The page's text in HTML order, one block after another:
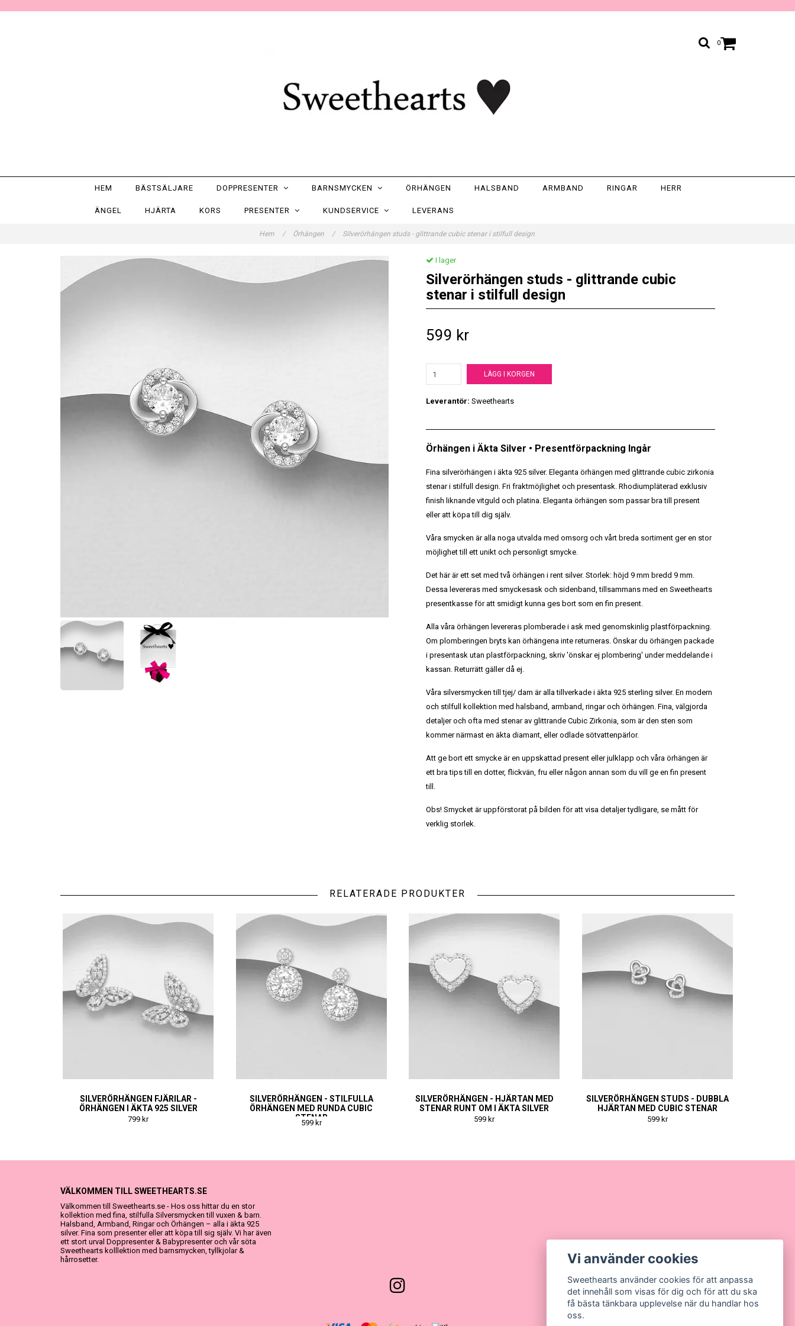
0
HEM BÄSTSÄLJARE DOPPRESENTER BARNSMYCKEN ÖRHÄNGEN HALSBAND ARMBAND RINGAR HERR
ÄNGEL HJÄRTA KORS PRESENTER KUNDSERVICE LEVERANS
Hem / Örhängen / Silverörhängen studs - glittrande cubic stenar i stilfull design
I lager
Silverörhängen studs - glittrande cubic
stenar i stilfull design
599 kr
LÄGG I KORGEN
Leverantör: Sweethearts
Örhängen i Äkta Silver • Presentförpackning Ingår
Fina silverörhängen i äkta 925 silver. Eleganta örhängen med glittrande cubic zirkonia
stenar i stilfull design. Fri fraktmöjlighet och presentask. Rhodiumpläterad exklusiv
finish liknande vitguld och platina. Eleganta örhängen som passar bra till present
eller att köpa till dig själv.
Våra smycken är alla noga utvalda med omsorg och vårt breda sortiment ger en stor
möjlighet till ett unikt och personligt smycke.
Det här är ett set med två örhängen i rent silver. Storlek: höjd 9 mm bredd 9 mm.
Dessa levereras med smyckesask och sidenband, tillsammans med en Sweethearts
presentkasse för att smidigt kunna ges bort som en fin present.
Alla våra örhängen levereras plomberade i ask med genomskinlig plastförpackning.
Om plomberingen bryts kan örhängena inte returneras. Önskar du örhängen packade
i presentask utan plastförpackning, skriv 'önskar ej plombering' under meddelande i
kassan. Returrätt gäller då ej.
Våra silversmycken till tjej/ dam är alla tillverkade i äkta 925 sterling silver. En modern
och stilfull kollektion med halsband, armband, ringar och örhängen. Fina, välgjorda
detaljer och ofta med stenar av glittrande Cubic Zirkonia, som är den sten som
kommer närmast en äkta diamant, eller odlade sötvattenpärlor.
Att ge bort ett smycke är en uppskattad present eller julklapp och våra örhängen är
ett bra tips till en dotter, flickvän, fru eller någon annan som du vill ge en fin present
till.
Obs! Smycket är uppförstorat på bilden för att visa detaljer tydligare, se mått för
verklig storlek.
RELATERADE PRODUKTER
SILVERÖRHÄNGEN FJÄRILAR -
ÖRHÄNGEN I ÄKTA 925 SILVER
799 kr
SILVERÖRHÄNGEN - STILFULLA
ÖRHÄNGEN MED RUNDA CUBIC
STENAR
599 kr
SILVERÖRHÄNGEN - HJÄRTAN MED
STENAR RUNT OM I ÄKTA SILVER
599 kr
SILVERÖRHÄNGEN STUDS - DUBBLA
HJÄRTAN MED CUBIC STENAR
599 kr
VÄLKOMMEN TILL SWEETHEARTS.SE
Välkommen till Sweethearts.se - Hos oss hittar du en stor
kollektion med fina, stilfulla Silversmycken till vuxen & barn.
Halsband, Armband, Ringar och Örhängen – alla i äkta 925
silver. Fina som presenter eller att köpa till sig själv. Vi har även
ett stort urval Doppresenter & Babypresenter och vår söta
Sweethearts kolllektion med barnsmycken, tyllkjolar &
hårrosetter.
Vi använder cookies
Sweethearts använder cookies för att anpassa
det innehåll som visas för dig och för att du ska
få bästa tänkbara upplevelse när du handlar hos
oss.